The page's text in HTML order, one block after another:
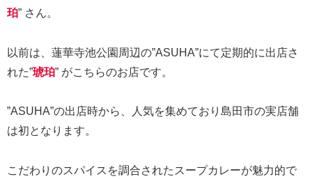
珀” さん。
以前は、蓮華寺池公園周辺の”ASUHA”にて定期的に出店さ
れた”琥珀” がこちらのお店です。
”ASUHA”の出店時から、人気を集めており島田市の実店舗
は初となります。
こだわりのスパイスを調合されたスープカレーが魅力的で